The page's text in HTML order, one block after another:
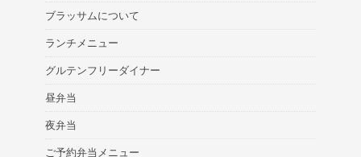
ブラッサムについて
ランチメニュー
グルテンフリーダイナー
昼弁当
夜弁当
ご予約弁当メニュー